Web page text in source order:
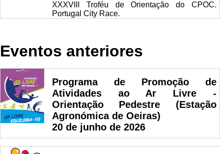
XXXVIII Troféu de Orientação do CPOC.
Portugal City Race.
Eventos anteriores
Programa de Promoção de
Atividades ao Ar Livre -
Orientação Pedestre (Estação
Agronómica de Oeiras)
20 de junho de 2026